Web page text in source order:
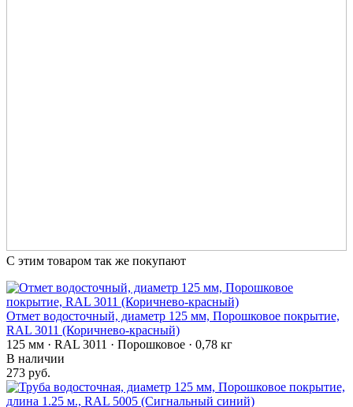
С этим товаром так же покупают
Отмет водосточный, диаметр 125 мм, Порошковое покрытие,
RAL 3011 (Коричнево-красный)
125 мм · RAL 3011 · Порошковое · 0,78 кг
В наличии
273 руб.